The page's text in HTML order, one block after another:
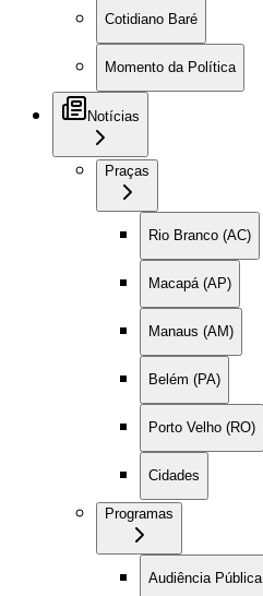
Cotidiano Baré
Momento da Política
Notícias
Praças
Rio Branco (AC)
Macapá (AP)
Manaus (AM)
Belém (PA)
Porto Velho (RO)
Cidades
Programas
Audiência Pública